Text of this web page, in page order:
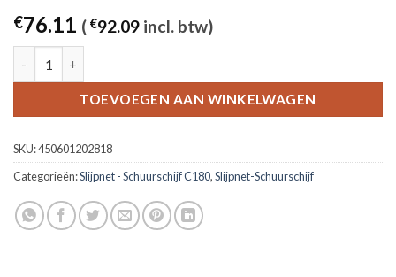
€76.11 ( €92.09 incl. btw)
TOEVOEGEN AAN WINKELWAGEN
SKU:450601202818
Categorieën:Slijpnet - Schuurschijf C180,Slijpnet-Schuurschijf